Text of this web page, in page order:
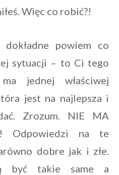
Więc co robić?!
powiem co
sytuacji – to Ci tego
jednej właściwej
jest na najlepsza i
Zrozum. NIE MA
Odpowiedzi na te
dobre jak i złe.
być takie same a